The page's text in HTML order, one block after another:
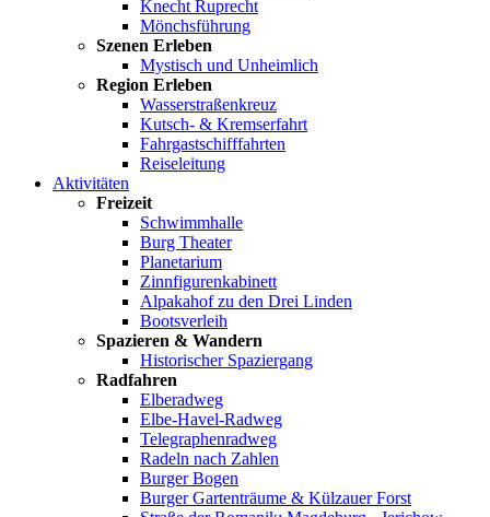
Knecht Ruprecht
Mönchsführung
Szenen Erleben
Mystisch und Unheimlich
Region Erleben
Wasserstraßenkreuz
Kutsch- & Kremserfahrt
Fahrgastschifffahrten
Reiseleitung
Aktivitäten
Freizeit
Schwimmhalle
Burg Theater
Planetarium
Zinnfigurenkabinett
Alpakahof zu den Drei Linden
Bootsverleih
Spazieren & Wandern
Historischer Spaziergang
Radfahren
Elberadweg
Elbe-Havel-Radweg
Telegraphenradweg
Radeln nach Zahlen
Burger Bogen
Burger Gartenträume & Külzauer Forst